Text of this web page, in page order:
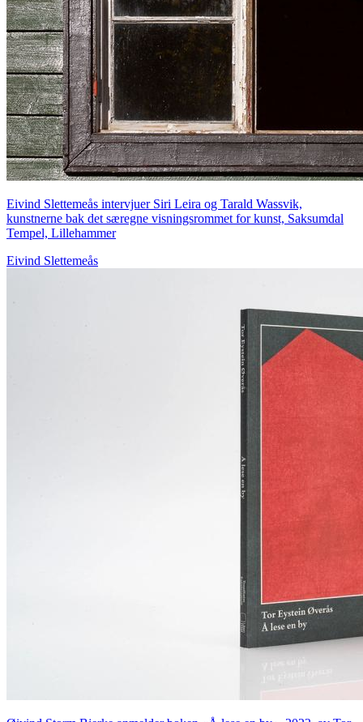
Eivind Slettemeås intervjuer Siri Leira og Tarald Wassvik,
kunstnerne bak det særegne visningsrommet for kunst, Saksumdal
Tempel, Lillehammer
Eivind Slettemeås